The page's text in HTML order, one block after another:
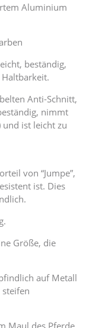
Aluminium
beständig,
Anti-Schnitt,
nimmt
und ist leicht zu
von “Jumpe”,
ist. Dies
Größe, die
auf Metall
Maul des Pferde